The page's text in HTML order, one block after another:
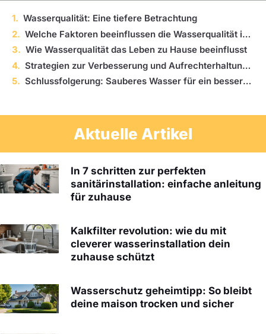
Wasserqualität: Eine tiefere Betrachtung
Welche Faktoren beeinflussen die Wasserqualität in einem Haushalt?
Wie Wasserqualität das Leben zu Hause beeinflusst
Strategien zur Verbesserung und Aufrechterhaltung der Wasserqualität
Schlussfolgerung: Sauberes Wasser für ein besseres Wohngefühl
Aktuelle Artikel
In 7 schritten zur perfekten
sanitärinstallation: einfache anleitung
für zuhause
Kalkfilter revolution: wie du mit
cleverer wasserinstallation dein
zuhause schützt
Wasserschutz geheimtipp: So bleibt
deine maison trocken und sicher